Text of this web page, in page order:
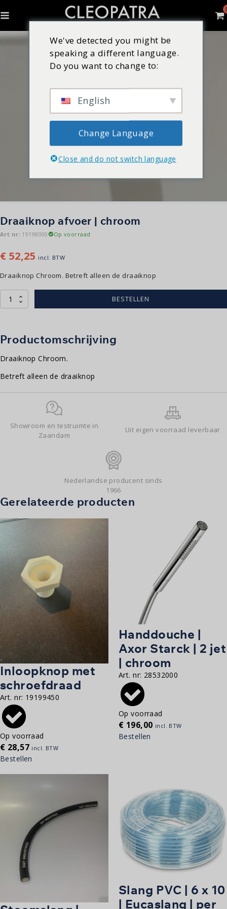
Draaiknop afvoer | chroom
Art nr: 19198000 Op voorraad
€ 52,25 incl. BTW
Draaiknop Chroom. Betreft alleen de draaiknop
Draaiknop
afvoer
aantal
BESTELLEN
Productomschrijving
Draaiknop Chroom.
Betreft alleen de draaiknop
Showroom en testruimte in
Zaandam
Uit eigen voorraad leverbaar
Nederlandse producent sinds
1966
Gerelateerde producten
Inloopknop met
schroefdraad
Art. nr: 19199450
Op voorraad
€ 28,57 incl. BTW
Bestellen
Handdouche |
Axor Starck | 2 jet
| chroom
Art. nr: 28532000
Op voorraad
€ 196,00 incl. BTW
Bestellen
Slang PVC | 6 x 10
| Eucaslang | per
We've detected you might be
speaking a different language.
Do you want to change to:
English
Change Language
Close and do not switch language